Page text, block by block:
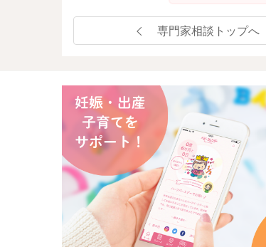
専門家相談トップへ